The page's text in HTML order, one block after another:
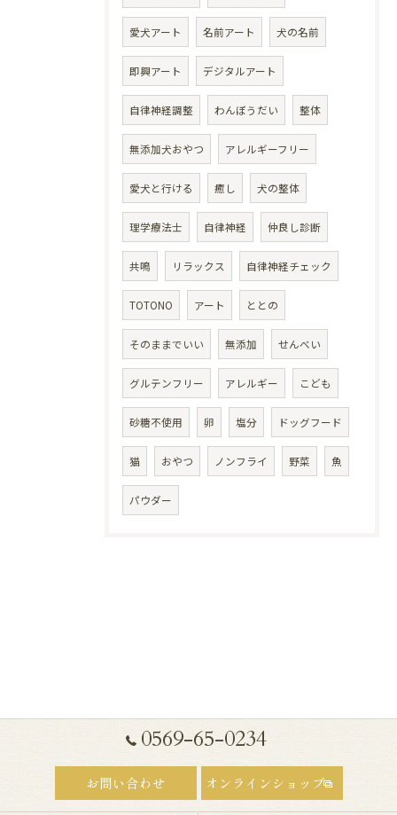
愛犬アート 名前アート 犬の名前
即興アート デジタルアート
自律神経調整 わんぼうだい 整体
無添加犬おやつ アレルギーフリー
愛犬と行ける 癒し 犬の整体
理学療法士 自律神経 仲良し診断
共鳴 リラックス 自律神経チェック
TOTONO アート ととの
そのままでいい 無添加 せんべい
グルテンフリー アレルギー こども
砂糖不使用 卵 塩分 ドッグフード
猫 おやつ ノンフライ 野菜 魚
パウダー
0569-65-0234
お問い合わせ オンラインショップ